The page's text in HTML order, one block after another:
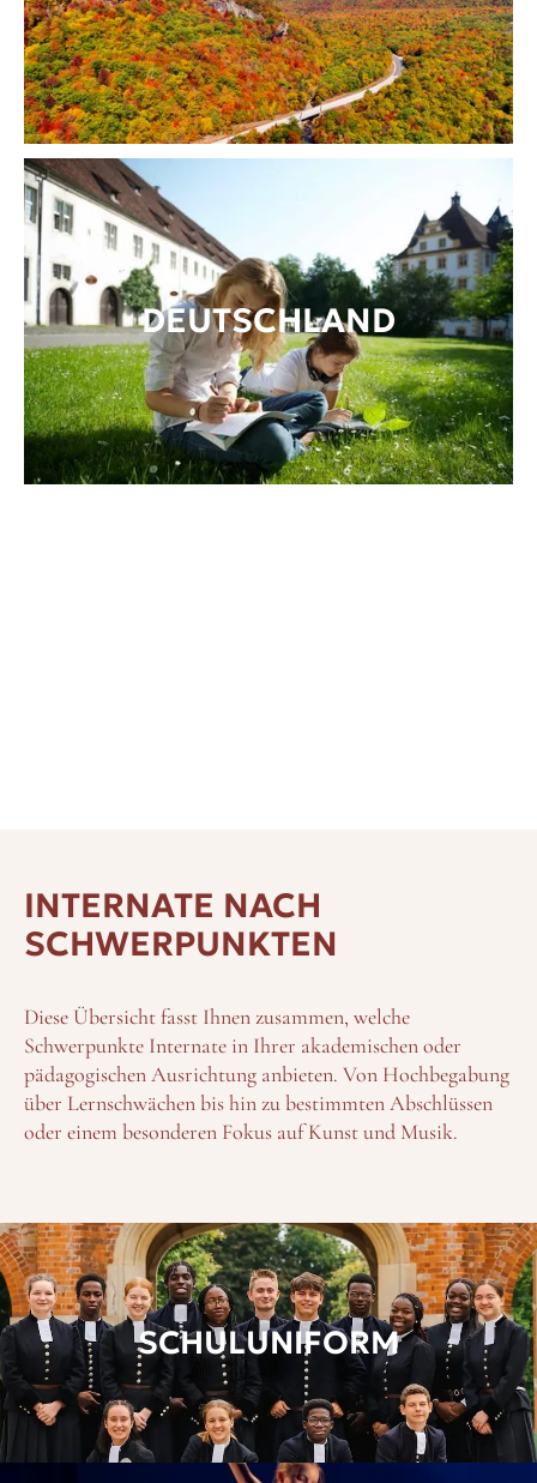
DEUTSCHLAND
INTERNATE NACH
SCHWERPUNKTEN
Diese Übersicht fasst Ihnen zusammen, welche
Schwerpunkte Internate in Ihrer akademischen oder
pädagogischen Ausrichtung anbieten. Von Hochbegabung
über Lernschwächen bis hin zu bestimmten Abschlüssen
oder einem besonderen Fokus auf Kunst und Musik.
SCHULUNIFORM